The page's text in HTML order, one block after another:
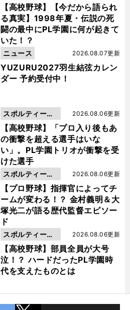
【高校野球】【今だから語られ
る真実】1998年夏・伝説の死
闘の最中にPL学園に何が起きて
いた！？
動画
YUZURU2027羽生結弦カレン
ダー 予約受付中！
2026.08.07更新
ニュース
【高校野球】「プロ入り後もあ
の衝撃を超える選手はいな
い」。PL学園トリオが衝撃を受
けた選手
2026.08.06更新
スポルティーバ
動画
【プロ野球】指揮官によってチ
ームが変わる！？ 金村義明＆大
塚光二が語る歴代監督エピソー
ド
2026.08.06更新
スポルティーバ
動画
【高校野球】部員全員が大号
泣！？ ハードだったPL学園時
代を支えたものとは
2026.08.06更新
スポルティーバ
動画